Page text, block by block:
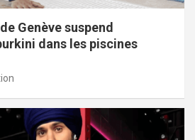
Genève suspend
dans les piscines